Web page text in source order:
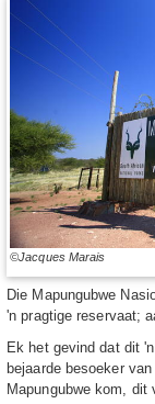
©Jacques Marais
Die Mapungubwe
'n pragtige reservaat;
Ek het gevind dat dit
bejaarde besoeker
Mapungubwe kom, dit